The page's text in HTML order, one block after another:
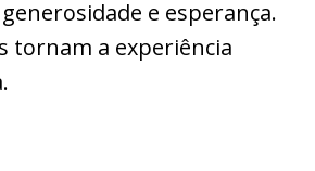
e esperança.
tornam a experiência